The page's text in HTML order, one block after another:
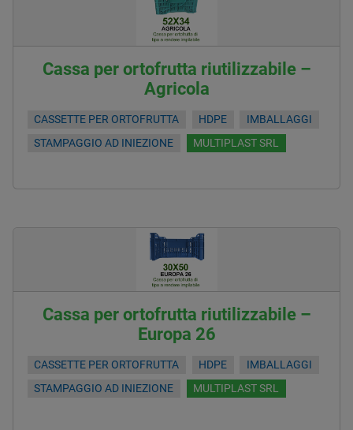
Cassa per ortofrutta riutilizzabile –
Agricola
CASSETTE PER ORTOFRUTTA HDPE
IMBALLAGGI
STAMPAGGIO AD INIEZIONE
MULTIPLAST SRL
Cassa per ortofrutta riutilizzabile –
Europa 26
CASSETTE PER ORTOFRUTTA HDPE
IMBALLAGGI
STAMPAGGIO AD INIEZIONE
MULTIPLAST SRL